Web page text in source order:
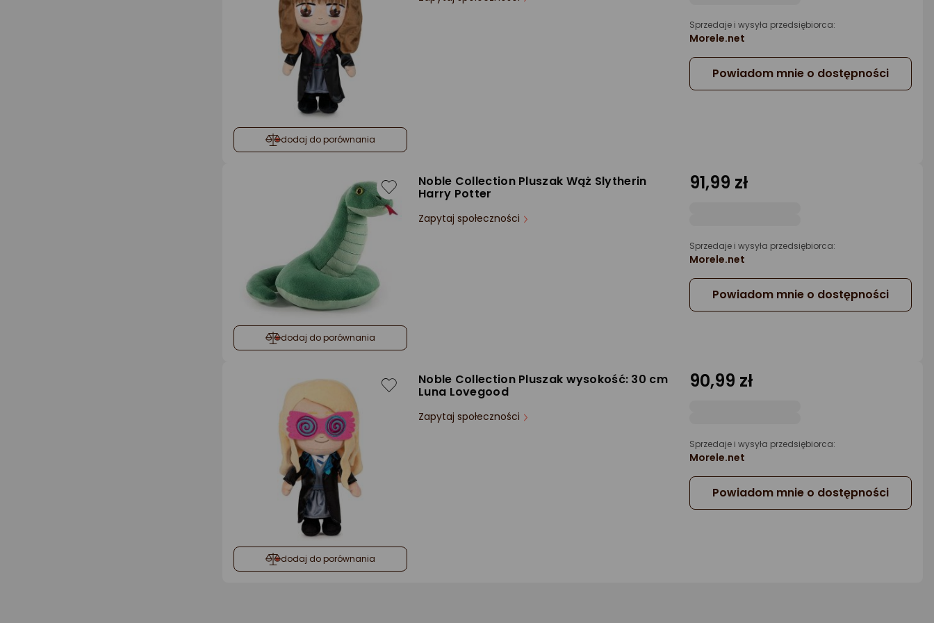
dodaj do porównania
Sprzedaje i wysyła przedsiębiorca:
Morele.net
Powiadom mnie o dostępności
dodaj do porównania
Noble Collection Pluszak Wąż Slytherin
Harry Potter
Zapytaj społeczności
91,99 zł
Sprzedaje i wysyła przedsiębiorca:
Morele.net
Powiadom mnie o dostępności
dodaj do porównania
Noble Collection Pluszak wysokość: 30 cm
Luna Lovegood
Zapytaj społeczności
90,99 zł
Sprzedaje i wysyła przedsiębiorca:
Morele.net
Powiadom mnie o dostępności